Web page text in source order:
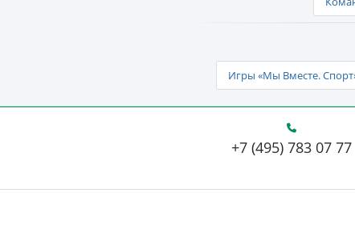
Игры «Мы Вместе.
+7 (495) 783 07 77